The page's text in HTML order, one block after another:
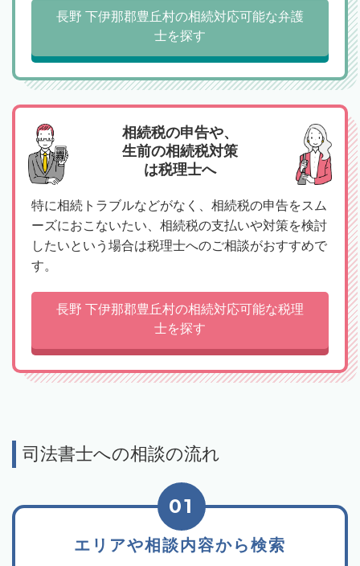
長野 下伊那郡豊丘村の相続対応可能な弁護
士を探す
相続税の申告や、
生前の相続税対策
は税理士へ
特に相続トラブルなどがなく、相続税の申告をスム
ーズにおこないたい、相続税の支払いや対策を検討
したいという場合は税理士へのご相談がおすすめで
す。
長野 下伊那郡豊丘村の相続対応可能な税理
士を探す
司法書士への相談の流れ
エリアや相談内容から検索
01